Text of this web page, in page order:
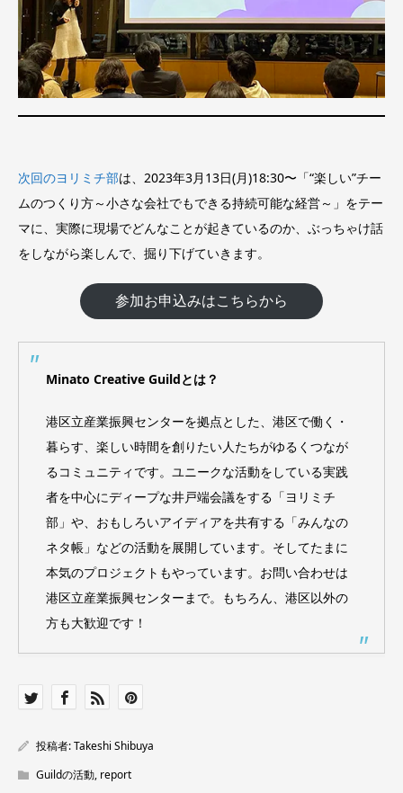
次回のヨリミチ部は、2023年3月13日(月)18:30〜「“楽しい”チー
ムのつくり方～小さな会社でもできる持続可能な経営～」をテー
マに、実際に現場でどんなことが起きているのか、ぶっちゃけ話
をしながら楽しんで、掘り下げていきます。
参加お申込みはこちらから
Minato Creative Guildとは？
港区立産業振興センターを拠点とした、港区で働く・
暮らす、楽しい時間を創りたい人たちがゆるくつなが
るコミュニティです。ユニークな活動をしている実践
者を中心にディープな井戸端会議をする「ヨリミチ
部」や、おもしろいアイディアを共有する「みんなの
ネタ帳」などの活動を展開しています。そしてたまに
本気のプロジェクトもやっています。お問い合わせは
港区立産業振興センターまで。もちろん、港区以外の
方も大歓迎です！
投稿者:Takeshi Shibuya
Guildの活動, report